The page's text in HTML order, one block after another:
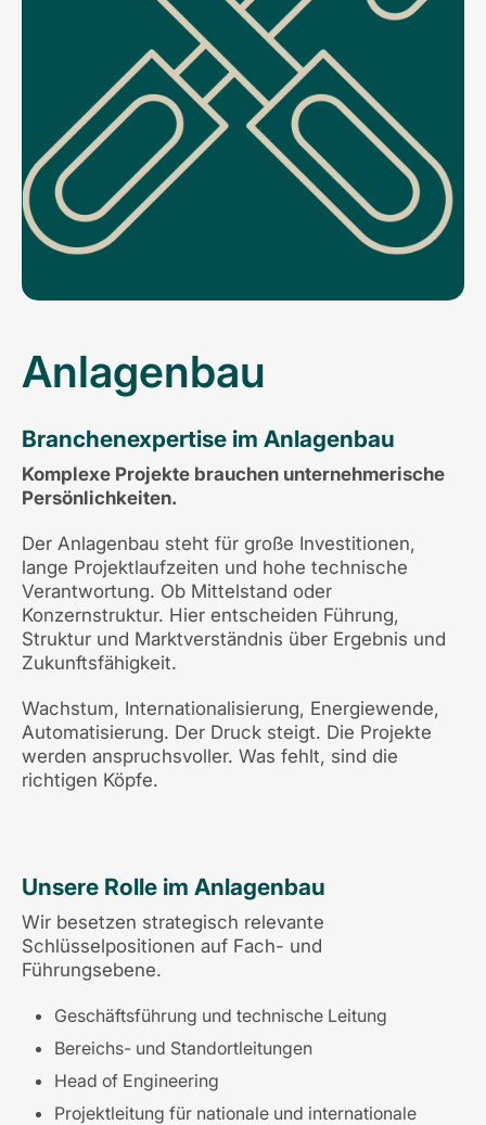
Anlagenbau
Branchenexpertise im Anlagenbau
Komplexe Projekte brauchen unternehmerische
Persönlichkeiten.
Der Anlagenbau steht für große Investitionen,
lange Projektlaufzeiten und hohe technische
Verantwortung. Ob Mittelstand oder
Konzernstruktur. Hier entscheiden Führung,
Struktur und Marktverständnis über Ergebnis und
Zukunftsfähigkeit.
Wachstum, Internationalisierung, Energiewende,
Automatisierung. Der Druck steigt. Die Projekte
werden anspruchsvoller. Was fehlt, sind die
richtigen Köpfe.
Unsere Rolle im Anlagenbau
Wir besetzen strategisch relevante
Schlüsselpositionen auf Fach- und
Führungsebene.
Geschäftsführung und technische Leitung
Bereichs- und Standortleitungen
Head of Engineering
Projektleitung für nationale und internationale